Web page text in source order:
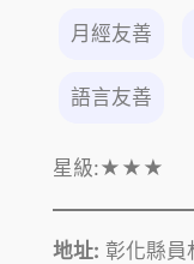
月經友善
語言友善
星級:★★★
地址: 彰化縣員